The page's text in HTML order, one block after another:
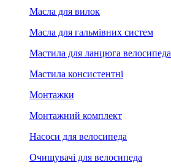
Масла для вилок
Масла для гальмівних систем
Мастила для ланцюга велосипеда
Мастила консистентні
Монтажки
Монтажний комплект
Насоси для велосипеда
Очищувачі для велосипеда